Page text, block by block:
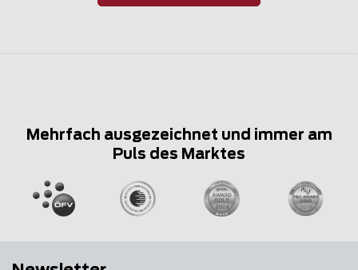
Mehrfach ausgezeichnet und immer am
Puls des Marktes